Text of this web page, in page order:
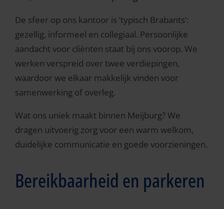
De sfeer op ons kantoor is ‘typisch Brabants’:
gezellig, informeel en collegiaal. Persoonlijke
aandacht voor cliënten staat bij ons voorop. We
werken verspreid over twee verdiepingen,
waardoor we elkaar makkelijk vinden voor
samenwerking of overleg.
Wat ons uniek maakt binnen Meijburg? We
dragen uitvoerig zorg voor een warm welkom,
duidelijke communicatie en goede voorzieningen.
Bereikbaarheid en parkeren